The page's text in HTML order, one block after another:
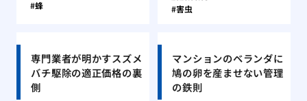
蜂 害虫
専門業者が明かすスズメ
バチ駆除の適正価格の裏
側
マンションのベランダに
鳩の卵を産ませない管理
の鉄則